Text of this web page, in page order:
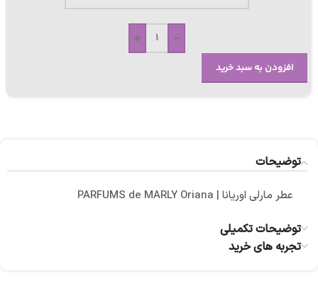
-
+
افزودن به سبد خرید
توضیحات
عطر مارلی اوریانا | PARFUMS de MARLY Oriana
توضیحات تکمیلی
تجربه های خرید